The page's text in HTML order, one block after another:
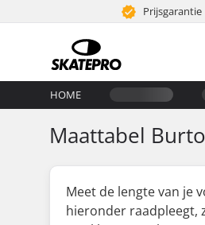
Prijsgarantie
HOME
Maattabel
Meet de lengte van je
hieronder raadpleegt,